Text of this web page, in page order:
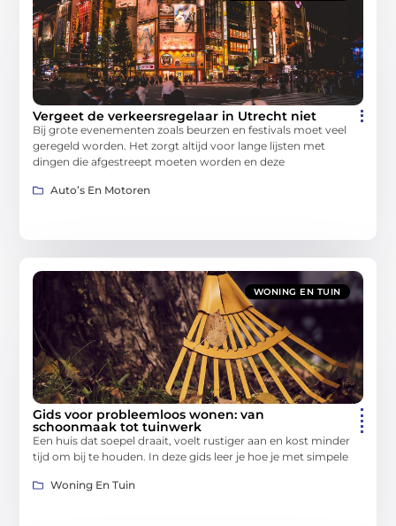
Vergeet de verkeersregelaar in Utrecht niet
Bij grote evenementen zoals beurzen en festivals moet veel
geregeld worden. Het zorgt altijd voor lange lijsten met
dingen die afgestreept moeten worden en deze
Auto’s En Motoren
WONING EN TUIN
Gids voor probleemloos wonen: van
schoonmaak tot tuinwerk
Een huis dat soepel draait, voelt rustiger aan en kost minder
tijd om bij te houden. In deze gids leer je hoe je met simpele
Woning En Tuin